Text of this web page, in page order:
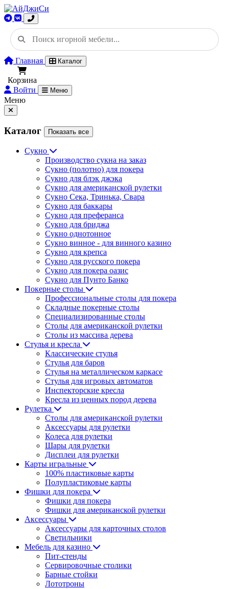
Главная Каталог
Корзина
Войти
Меню
Меню
Каталог Показать все
Сукно
Производство сукна на заказ
Сукно (полотно) для покера
Сукно для блэк джэка
Сукно для американской рулетки
Сукно Сека, Тринька, Свара
Сукно для баккары
Сукно для преферанса
Сукно для бриджа
Сукно однотонное
Сукно винное - для винного казино
Сукно для крепса
Сукно для русского покера
Сукно для покера оазис
Сукно для Пунто Банко
Покерные столы
Профессиональные столы для покера
Складные покерные столы
Специализированные столы
Столы для американской рулетки
Столы из массива дерева
Стулья и кресла
Классические стулья
Стулья для баров
Стулья на металлическом каркасе
Стулья для игровых автоматов
Инспекторские кресла
Кресла из ценных пород дерева
Рулетка
Столы для американской рулетки
Аксессуары для рулетки
Колеса для рулетки
Шары для рулетки
Дисплеи для рулетки
Карты игральные
100% пластиковые карты
Полупластиковые карты
Фишки для покера
Фишки для покера
Фишки для американской рулетки
Аксессуары
Аксессуары для карточных столов
Светильники
Мебель для казино
Пит-стенды
Сервировочные столики
Барные стойки
Лототроны